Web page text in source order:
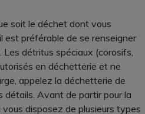
soit le déchet dont vous
est préférable de se renseigner
détritus spéciaux (corosifs,
en déchetterie et ne
appelez la déchetterie de
détails. Avant de partir pour la
disposez de plusieurs types